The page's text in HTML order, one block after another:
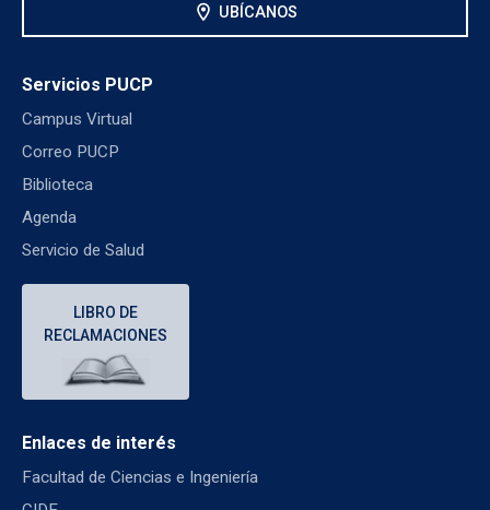
location_on UBÍCANOS
Servicios PUCP
Campus Virtual
Correo PUCP
Biblioteca
Agenda
Servicio de Salud
LIBRO DE
RECLAMACIONES
Enlaces de interés
Facultad de Ciencias e Ingeniería